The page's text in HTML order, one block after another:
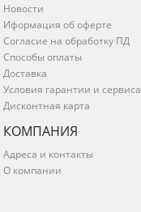
Новости
Иформация об оферте
Согласие на обработку ПД
Способы оплаты
Доставка
Условия гарантии и сервиса
Дисконтная карта
КОМПАНИЯ
Адреса и контакты
О компании